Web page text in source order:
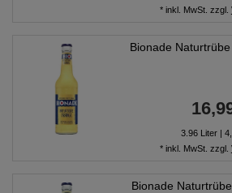
* inkl. MwSt. zzgl.
Bionade
3.96Liter|
* inkl. MwSt. zzgl.
Bionade